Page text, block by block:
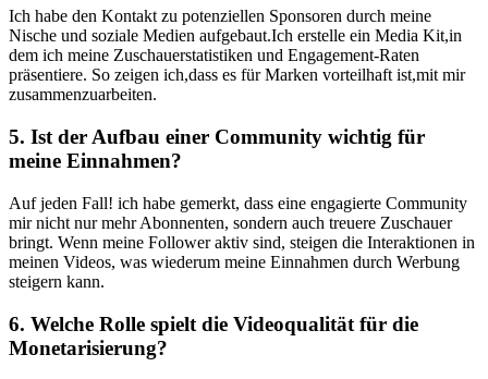
Ich habe ​den ‍Kontakt zu potenziellen Sponsoren durch meine‍
Nische und soziale Medien aufgebaut.Ich erstelle ein Media Kit,in
dem ich meine Zuschauerstatistiken und Engagement-Raten⁢
präsentiere. So zeigen⁣ ich,dass es für Marken vorteilhaft⁣ ist,mit mir
⁢zusammenzuarbeiten.
5. Ist der Aufbau einer Community wichtig für
meine Einnahmen?
Auf jeden Fall! ich habe gemerkt, dass eine engagierte ‌Community
mir nicht nur mehr⁢ Abonnenten, ⁤sondern auch⁢ treuere‍ Zuschauer
bringt. Wenn⁣ meine Follower aktiv sind, steigen die Interaktionen in
meinen Videos, was wiederum meine Einnahmen durch Werbung
steigern kann.
6. ⁢Welche Rolle spielt die ⁣Videoqualität ‌für die
Monetarisierung?